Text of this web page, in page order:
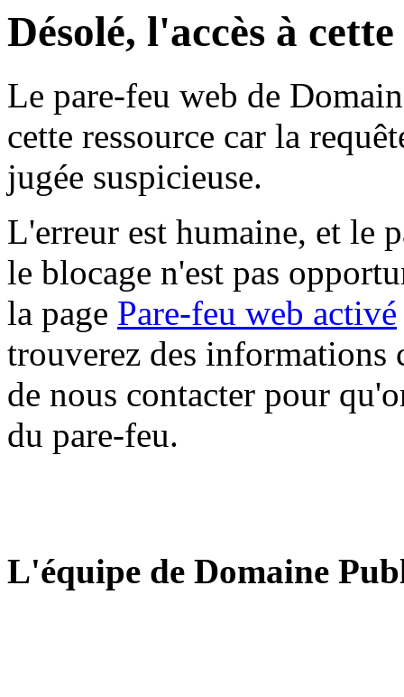
Désolé, l'accès à
Le pare-feu web de
cette ressource car la
jugée suspicieuse.
L'erreur est humaine, et le
le blocage n'est pas
la page Pare-feu web activé
trouverez des informations
de nous contacter pour
du pare-feu.
L'équipe de Domaine